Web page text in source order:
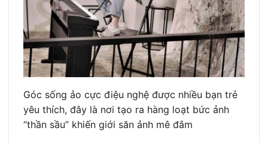
Góc sống ảo cực điệu nghệ được nhiều bạn trẻ
yêu thích, đây là nơi tạo ra hàng loạt bức ảnh
“thần sầu” khiến giới săn ảnh mê đắm